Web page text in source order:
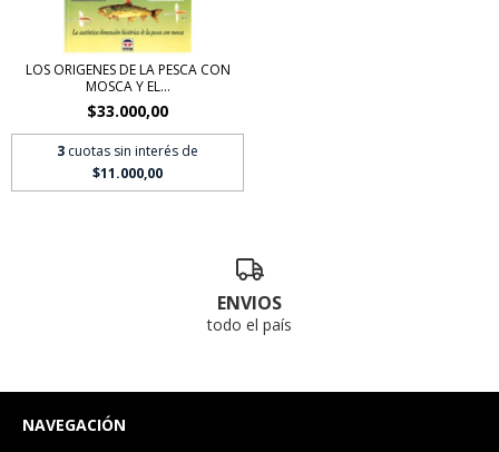
LOS ORIGENES DE LA PESCA CON
MOSCA Y EL...
$33.000,00
3 cuotas sin interés de
$11.000,00
ENVIOS
todo el país
NAVEGACIÓN